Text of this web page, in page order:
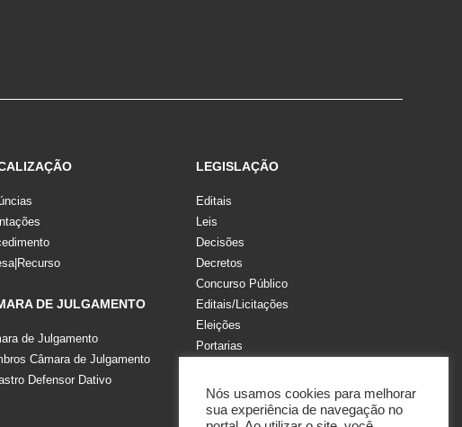
DE JULGAMENTO
de Julgamento
Câmara de Julgamento
Defensor Dativo
LEGISLAÇÃO
Editais
Leis
Decisões
Decretos
Concurso Público
Editais/Licitações
Eleições
Portarias
Resoluções
Nós usamos cookies para melhorar
sua experiência de navegação no